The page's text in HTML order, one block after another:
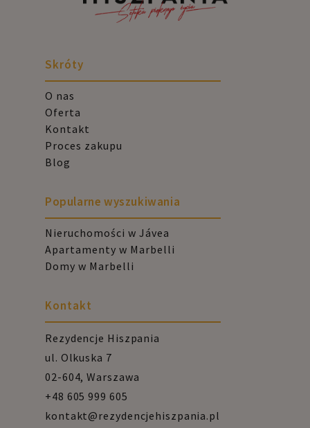
Skróty
O nas
Oferta
Kontakt
Proces zakupu
Blog
Popularne wyszukiwania
Nieruchomości w Jávea
Apartamenty w Marbelli
Domy w Marbelli
Kontakt
Rezydencje Hiszpania
ul. Olkuska 7
02-604, Warszawa
+48 605 999 605
kontakt@rezydencjehiszpania.pl